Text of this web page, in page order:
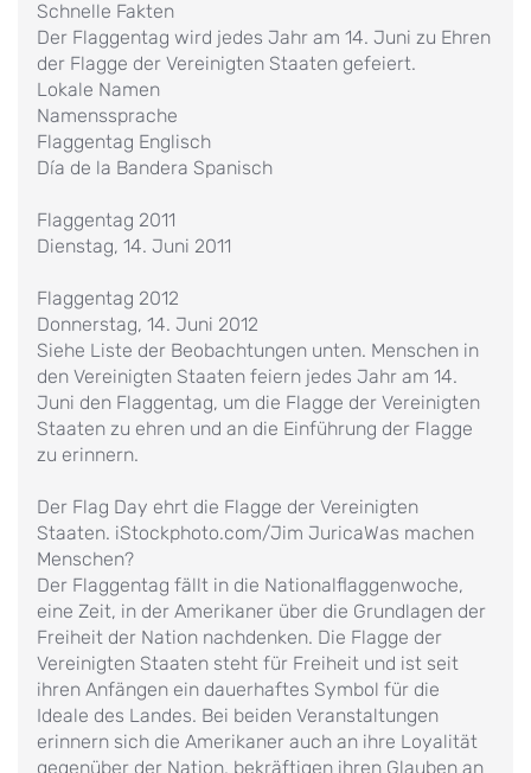
Schnelle Fakten
Der Flaggentag wird jedes Jahr am 14. Juni zu Ehren
der Flagge der Vereinigten Staaten gefeiert.
Lokale Namen
Namenssprache
Flaggentag Englisch
Día de la Bandera Spanisch
Flaggentag 2011
Dienstag, 14. Juni 2011
Flaggentag 2012
Donnerstag, 14. Juni 2012
Siehe Liste der Beobachtungen unten. Menschen in
den Vereinigten Staaten feiern jedes Jahr am 14.
Juni den Flaggentag, um die Flagge der Vereinigten
Staaten zu ehren und an die Einführung der Flagge
zu erinnern.
Der Flag Day ehrt die Flagge der Vereinigten
Staaten. iStockphoto.com/Jim JuricaWas machen
Menschen?
Der Flaggentag fällt in die Nationalflaggenwoche,
eine Zeit, in der Amerikaner über die Grundlagen der
Freiheit der Nation nachdenken. Die Flagge der
Vereinigten Staaten steht für Freiheit und ist seit
ihren Anfängen ein dauerhaftes Symbol für die
Ideale des Landes. Bei beiden Veranstaltungen
erinnern sich die Amerikaner auch an ihre Loyalität
gegenüber der Nation, bekräftigen ihren Glauben an